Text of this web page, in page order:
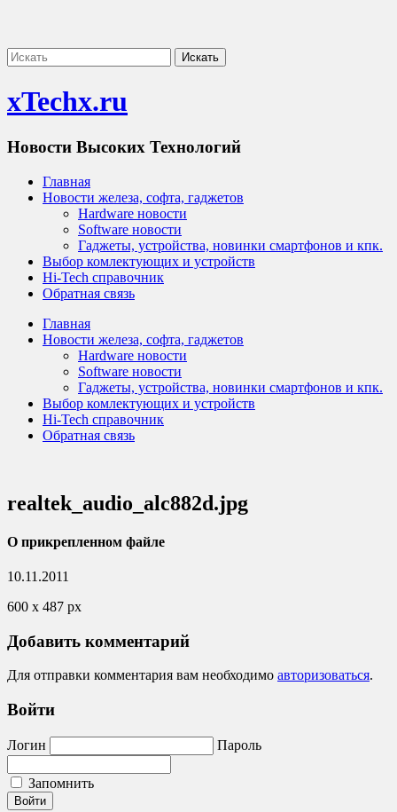
xTechx.ru
Новости Высоких Технологий
Главная
Новости железа, софта, гаджетов
Hardware новости
Software новости
Гаджеты, устройства, новинки смартфонов и кпк.
Выбор комлектующих и устройств
Hi-Tech справочник
Обратная связь
Главная
Новости железа, софта, гаджетов
Hardware новости
Software новости
Гаджеты, устройства, новинки смартфонов и кпк.
Выбор комлектующих и устройств
Hi-Tech справочник
Обратная связь
realtek_audio_alc882d.jpg
О прикрепленном файле
10.11.2011
600 x 487 px
Добавить комментарий
Для отправки комментария вам необходимо авторизоваться.
Войти
Логин Пароль
Запомнить